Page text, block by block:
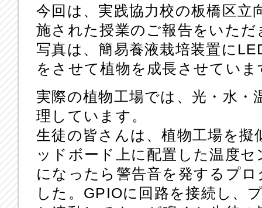
今回は、実践協力校の板橋区立
施された授業のご報告をいただ
写真は、簡易養液栽培装置に
をさせて植物を成長させていま
実際の植物工場では、光・水
理しています。
生徒の皆さんは、植物工場を
ッドボード上に配置した温度
になったら警告音を発するプ
した。GPIOに回路を接続し、